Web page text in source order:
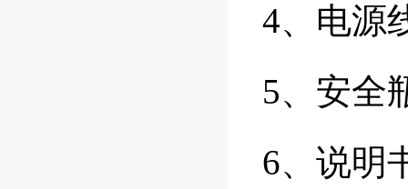
4、电源
5、安全
6、说明